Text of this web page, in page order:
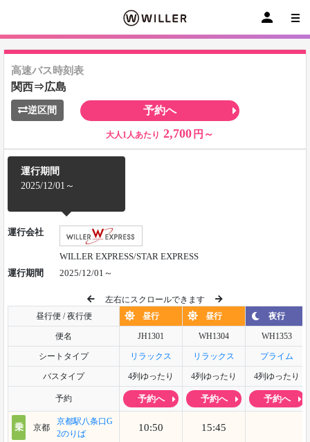
高速バス時刻表
関西⇒広島
逆区間 予約へ
大人1人あたり 2,700 円～
運行期間
2025/12/01～
運行会社
WILLER EXPRESS/STAR EXPRESS
運行期間
2025/12/01～
左右にスクロールできます
昼行便 / 夜行便
昼行 昼行 夜行
便名 JH1301 WH1304 WH1353
シートタイプ リラックス リラックス プライム
バスタイプ 4列ゆったり 4列ゆったり 4列ゆったり
予約 予約へ 予約へ 予約へ
乗 京都
京都駅八条口G
2のりば
10:50 15:45